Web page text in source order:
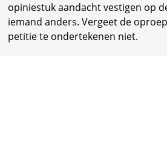
opiniestuk aandacht vestigen op
iemand anders. Vergeet de
petitie te ondertekenen niet.